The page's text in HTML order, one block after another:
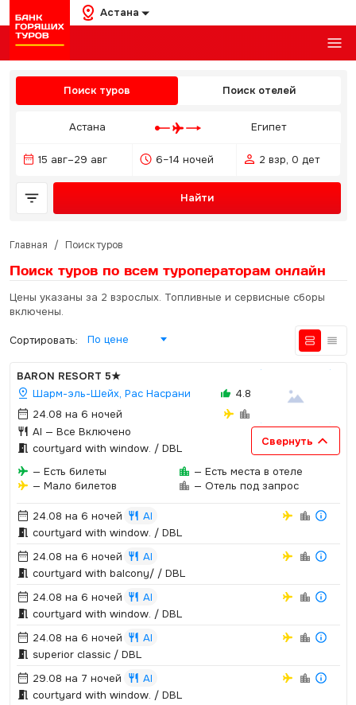
Астана
Поиск туров Поиск отелей
Астана Египет
15 авг–29 авг 6–14 ночей 2 взр, 0 дет
Найти
Главная / Поиск туров
Поиск туров по всем туроператорам онлайн
Цены указаны за 2 взрослых. Топливные и сервисные сборы
включены.
Сортировать: По цене
BARON RESORT 5★
Шарм-эль-Шейх, Рас Насрани
24.08 на 6 ночей
AI — Все Включено
4.8
courtyard with window.­ / DBL
Свернуть
— Есть билеты
— Мало билетов
— Есть места в отеле
— Отель под запрос
24.08 на 6 ночей
AI
courtyard with window.­ / DBL
24.08 на 6 ночей
AI
courtyard with balcony/ / DBL
24.08 на 6 ночей
AI
courtyard with window.­ / DBL
24.08 на 6 ночей
AI
superior classic / DBL
29.08 на 7 ночей
AI
courtyard with window.­ / DBL